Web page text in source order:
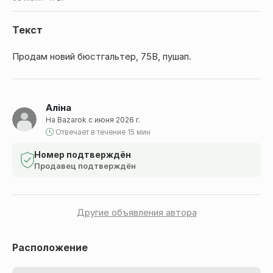
Аліна
На Bazarok с июня 2026 г.
Отвечает в течение 15 мин
Номер подтверждён
Продавец подтверждён
Другие объявления автора
Текст
Продам новий бюстгальтер, 75В, пушап.
Расположение